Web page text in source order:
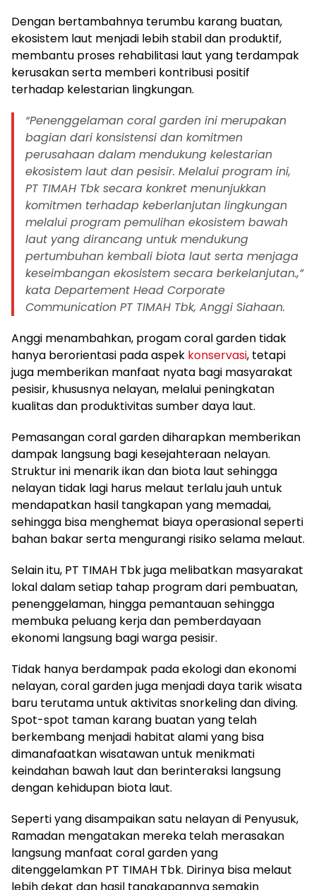
Dengan bertambahnya terumbu karang buatan,
ekosistem laut menjadi lebih stabil dan produktif,
membantu proses rehabilitasi laut yang terdampak
kerusakan serta memberi kontribusi positif
terhadap kelestarian lingkungan.
“Penenggelaman coral garden ini merupakan
bagian dari konsistensi dan komitmen
perusahaan dalam mendukung kelestarian
ekosistem laut dan pesisir. Melalui program ini,
PT TIMAH Tbk secara konkret menunjukkan
komitmen terhadap keberlanjutan lingkungan
melalui program pemulihan ekosistem bawah
laut yang dirancang untuk mendukung
pertumbuhan kembali biota laut serta menjaga
keseimbangan ekosistem secara berkelanjutan.,”
kata Departement Head Corporate
Communication PT TIMAH Tbk, Anggi Siahaan.
Anggi menambahkan, progam coral garden tidak
hanya berorientasi pada aspek konservasi, tetapi
juga memberikan manfaat nyata bagi masyarakat
pesisir, khususnya nelayan, melalui peningkatan
kualitas dan produktivitas sumber daya laut.
Pemasangan coral garden diharapkan memberikan
dampak langsung bagi kesejahteraan nelayan.
Struktur ini menarik ikan dan biota laut sehingga
nelayan tidak lagi harus melaut terlalu jauh untuk
mendapatkan hasil tangkapan yang memadai,
sehingga bisa menghemat biaya operasional seperti
bahan bakar serta mengurangi risiko selama melaut.
Selain itu, PT TIMAH Tbk juga melibatkan masyarakat
lokal dalam setiap tahap program dari pembuatan,
penenggelaman, hingga pemantauan sehingga
membuka peluang kerja dan pemberdayaan
ekonomi langsung bagi warga pesisir.
Tidak hanya berdampak pada ekologi dan ekonomi
nelayan, coral garden juga menjadi daya tarik wisata
baru terutama untuk aktivitas snorkeling dan diving.
Spot-spot taman karang buatan yang telah
berkembang menjadi habitat alami yang bisa
dimanafaatkan wisatawan untuk menikmati
keindahan bawah laut dan berinteraksi langsung
dengan kehidupan biota laut.
Seperti yang disampaikan satu nelayan di Penyusuk,
Ramadan mengatakan mereka telah merasakan
langsung manfaat coral garden yang
ditenggelamkan PT TIMAH Tbk. Dirinya bisa melaut